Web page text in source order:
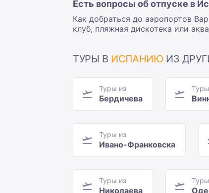
Есть вопросы об отпуске в
Как добраться до аэропортов
клуб, пляжная дискотека или
ТУРЫ В ИСПАНИЮ ИЗ
Туры из
Бердичева
Туры из
Ивано-Франковска
Туры из
Николаева